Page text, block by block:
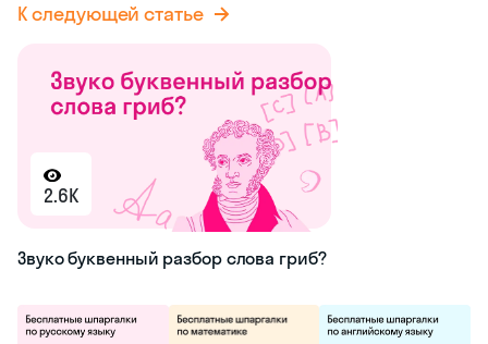
К следующей статье
2.6K
Звуко буквенный разбор слова гриб?